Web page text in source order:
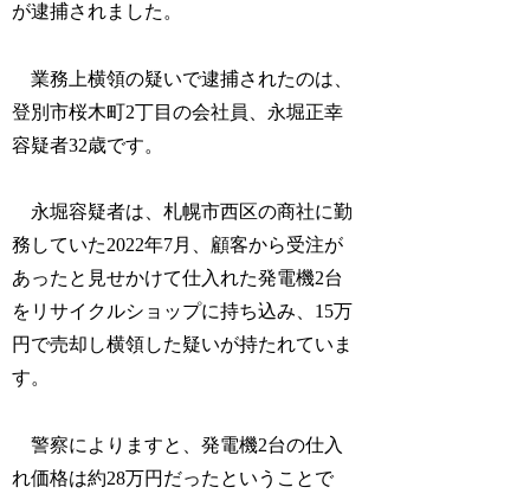
が逮捕されました。
業務上横領の疑いで逮捕されたのは、
登別市桜木町2丁目の会社員、永堀正幸
容疑者32歳です。
永堀容疑者は、札幌市西区の商社に勤
務していた2022年7月、顧客から受注が
あったと見せかけて仕入れた発電機2台
をリサイクルショップに持ち込み、15万
円で売却し横領した疑いが持たれていま
す。
警察によりますと、発電機2台の仕入
れ価格は約28万円だったということで